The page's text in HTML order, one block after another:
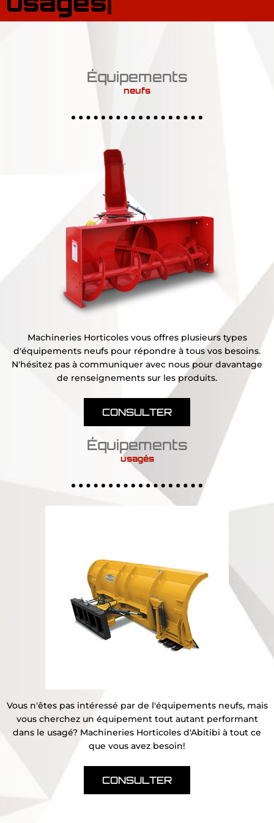
Équipements
neufs
Machineries Horticoles vous offres plusieurs types
d'équipements neufs pour répondre à tous vos besoins.
N'hésitez pas à communiquer avec nous pour davantage
de renseignements sur les produits.
CONSULTER
Équipements
usagés
Vous n'êtes pas intéressé par de l'équipements neufs, mais
vous cherchez un équipement tout autant performant
dans le usagé? Machineries Horticoles d'Abitibi à tout ce
que vous avez besoin!
CONSULTER